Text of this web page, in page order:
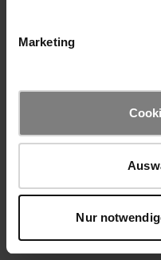
Marketing
Nur